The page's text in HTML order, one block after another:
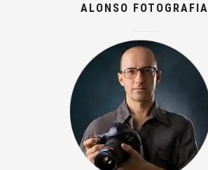
ALONSO FOTOGRAFIA